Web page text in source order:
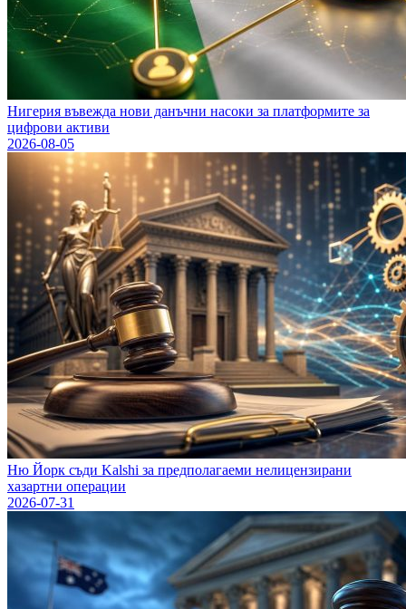
Нигерия въвежда нови данъчни насоки за платформите за
цифрови активи
2026-08-05
Ню Йорк съди Kalshi за предполагаеми нелицензирани
хазартни операции
2026-07-31